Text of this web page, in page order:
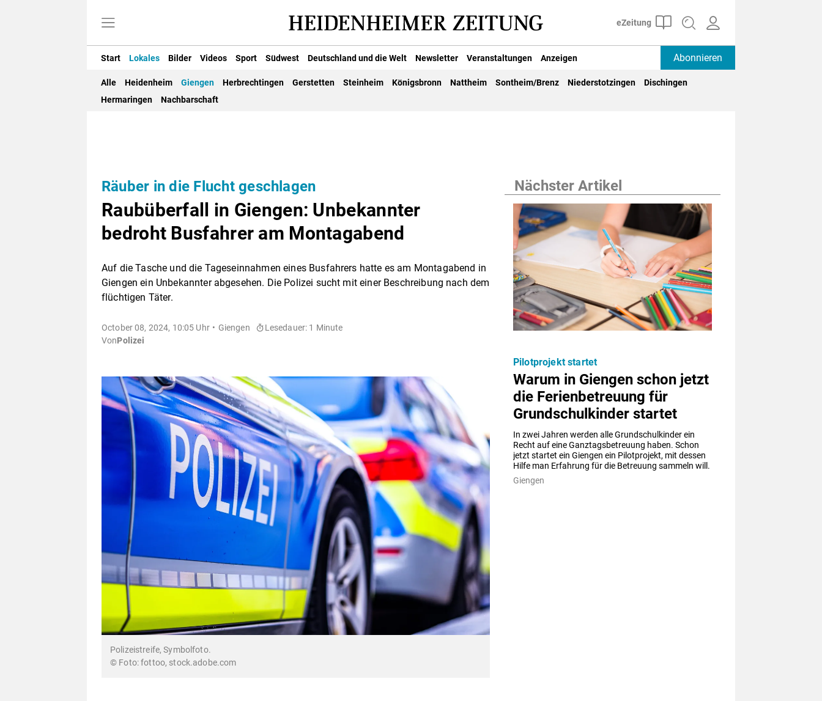
Start Lokales Bilder Videos Sport Südwest Deutschland und die Welt Newsletter Veranstaltungen Anzeigen Abonnieren
Alle Heidenheim Giengen Herbrechtingen Gerstetten Steinheim Königsbronn Nattheim Sontheim/Brenz Niederstotzingen
Dischingen
Hermaringen
Nachbarschaft
Räuber in die Flucht geschlagen
Raubüberfall in Giengen: Unbekannter
bedroht Busfahrer am Montagabend
Auf die Tasche und die Tageseinnahmen eines Busfahrers hatte es am Montagabend in
Giengen ein Unbekannter abgesehen. Die Polizei sucht mit einer Beschreibung nach dem
flüchtigen Täter.
October 08, 2024, 10:05 Uhr Giengen
Lesedauer: 1 Minute
VonPolizei
Polizeistreife, Symbolfoto.
© Foto: fottoo, stock.adobe.com
Nächster Artikel
Warum in Giengen schon jetzt
die Ferienbetreuung für
Grundschulkinder startet
In zwei Jahren werden alle Grundschulkinder ein
Recht auf eine Ganztagsbetreuung haben. Schon
jetzt startet ein Giengen ein Pilotprojekt, mit dessen
Hilfe man Erfahrung für die Betreuung sammeln will.
Pilotprojekt startet
Giengen